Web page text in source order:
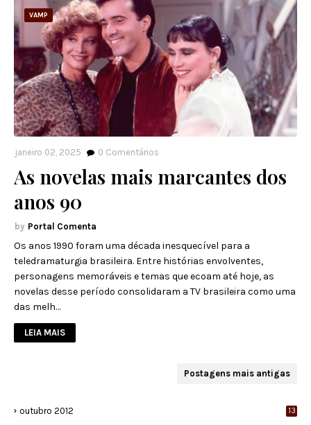
VAMP
janeiro 02, 2025 0 Comentários
As novelas mais marcantes dos
anos 90
Portal Comenta
Os anos 1990 foram uma década inesquecível para a
teledramaturgia brasileira. Entre histórias envolventes,
personagens memoráveis e temas que ecoam até hoje, as
novelas desse período consolidaram a TV brasileira como uma
das melh…
LEIA MAIS
Postagens mais antigas
outubro 2012 13